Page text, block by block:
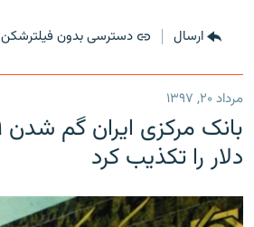
ارسال دسترسی بدون فیلترشکن
مرداد ۲۰, ۱۳۹۷
دلار را تکذیب کرد